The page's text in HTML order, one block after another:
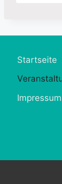
Startseite
Impressum